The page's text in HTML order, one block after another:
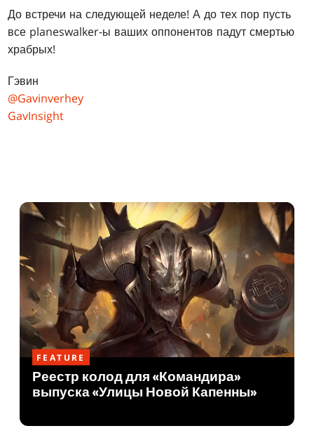
До встречи на следующей неделе! А до тех пор пусть
все planeswalker-ы ваших оппонентов падут смертью
храбрых!
Гэвин
@Gavinverhey
GavInsight
FEATURE
Реестр колод для «Командира»
выпуска «Улицы Новой Капенны»